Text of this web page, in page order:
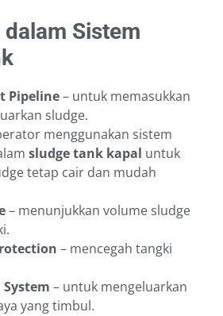
Sistem
Pipeline– untuk memasukkan
sludge.
menggunakan sistem
sludge tank kapal untuk
tetap cair dan mudah
– menunjukkan volume sludge
– mencegah tangki
– untuk mengeluarkan
yang timbul.